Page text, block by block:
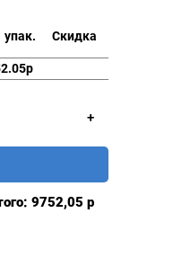
упак. Скидка
+
9752,05 р